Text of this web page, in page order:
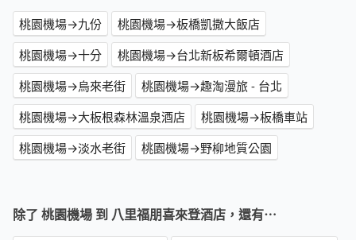
桃園機場→九份
桃園機場→板橋凱撒大飯店
桃園機場→十分
桃園機場→台北新板希爾頓酒店
桃園機場→烏來老街
桃園機場→趣淘漫旅 - 台北
桃園機場→大板根森林溫泉酒店
桃園機場→板橋車站
桃園機場→淡水老街
桃園機場→野柳地質公園
除了 桃園機場 到 八里福朋喜來登酒店，還有⋯